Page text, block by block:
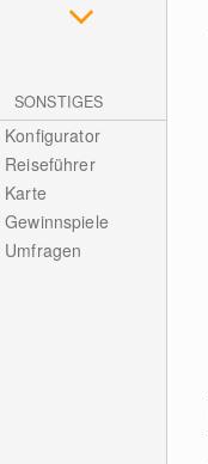
SONSTIGES
Konfigurator
Reiseführer
Karte
Gewinnspiele
Umfragen